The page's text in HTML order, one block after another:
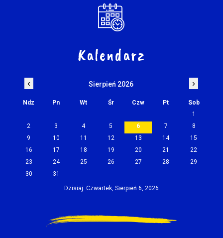
Kalendarz
‹ Sierpień 2026 ›
Ndz Pn Wt Śr Czw Pt
Sob
1
2
3 4 5 6 7
8
9
10 11 12 13 14
15
16
17 18 19 20 21
22
23
24 25 26 27 28
29
30
31
Dzisiaj: Czwartek, Sierpień 6, 2026